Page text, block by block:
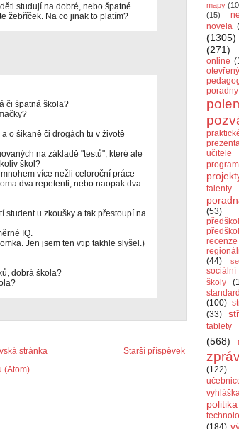
studují na dobré, nebo špatné
žebříček. Na co jinak to platím?
či špatná škola?
o šikaně či drogách tu v životě
na základě "testů", které ale
škol?
více nežli celoroční práce
dva repetenti, nebo naopak dva
student u zkoušky a tak přestoupí na
IQ.
Jen jsem ten vtip takhle slyšel.)
dobrá škola?
Starší příspěvek
stránka
(Atom)
mapy
(15)
novela
(1305)
(271)
online
poradny
učitele
program
talenty
(53)
recenze
(44)
sociální
školy
standard
(100)
(33)
tablety
(568)
(122)
politika
(184)